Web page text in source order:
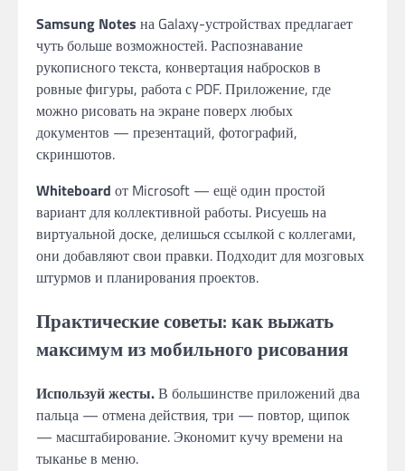
Samsung Notes на Galaxy-устройствах предлагает
чуть больше возможностей. Распознавание
рукописного текста, конвертация набросков в
ровные фигуры, работа с PDF. Приложение, где
можно рисовать на экране поверх любых
документов — презентаций, фотографий,
скриншотов.
Whiteboard от Microsoft — ещё один простой
вариант для коллективной работы. Рисуешь на
виртуальной доске, делишься ссылкой с коллегами,
они добавляют свои правки. Подходит для мозговых
штурмов и планирования проектов.
Практические советы: как выжать
максимум из мобильного рисования
Используй жесты.В большинстве приложений два
пальца — отмена действия, три — повтор, щипок
— масштабирование. Экономит кучу времени на
тыканье в меню.